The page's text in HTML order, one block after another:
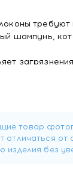
требуют
шампунь,
и
кончиков.